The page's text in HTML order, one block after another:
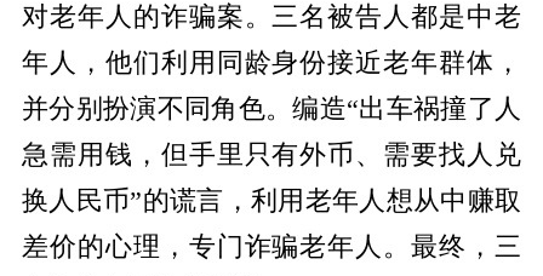
对老年人的诈骗案。 三名被告人都是中老
年人，他们利用同龄身份接近老年群体，
并分别扮演不同角色。编造“出车祸撞了人
急需用钱，但手里只有外币、需要找人兑
换人民币”的谎言，利用老年人想从中赚取
差价的心理，专门诈骗老年人。最终，三